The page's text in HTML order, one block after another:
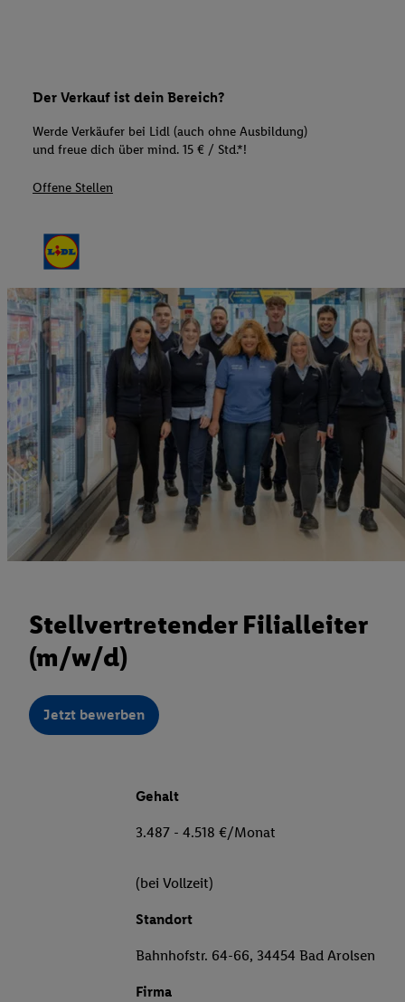
Der Verkauf ist dein Bereich?
Werde Verkäufer bei Lidl (auch ohne Ausbildung)
und freue dich über mind. 15 € / Std.*!
Offene Stellen
Stellvertretender Filialleiter
(m/w/d)
Jetzt bewerben
Gehalt
3.487 - 4.518 €/Monat
(bei Vollzeit)
Standort
Bahnhofstr. 64-66, 34454 Bad Arolsen
Firma